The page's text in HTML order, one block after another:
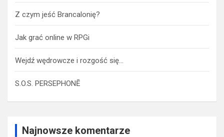
Z czym jeść Brancalonię?
Jak grać online w RPGi
Wejdź wędrowcze i rozgość się…
S.O.S. PERSEPHONĒ
Najnowsze komentarze